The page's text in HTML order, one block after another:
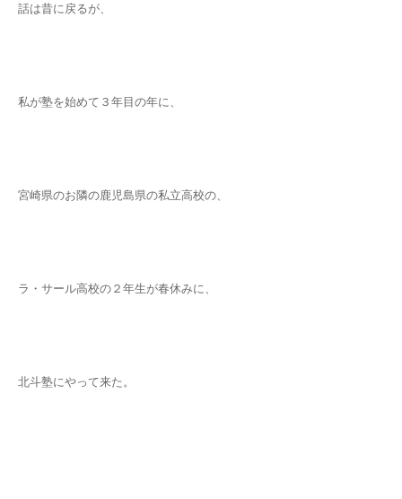
話は昔に戻るが、
私が塾を始めて３年目の年に、
宮崎県のお隣の鹿児島県の私立高校の、
ラ・サール高校の２年生が春休みに、
北斗塾にやって来た。